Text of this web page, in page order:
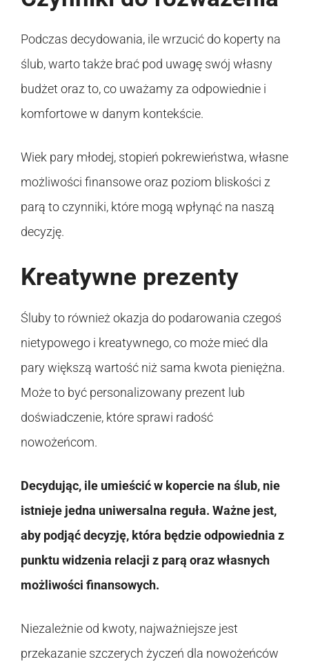
Podczas decydowania, ile wrzucić do koperty na
ślub, warto także brać pod uwagę swój własny
budżet oraz to, co uważamy za odpowiednie i
komfortowe w danym kontekście.
Wiek pary młodej, stopień pokrewieństwa, własne
możliwości finansowe oraz poziom bliskości z
parą to czynniki, które mogą wpłynąć na naszą
decyzję.
Kreatywne prezenty
Śluby to również okazja do podarowania czegoś
nietypowego i kreatywnego, co może mieć dla
pary większą wartość niż sama kwota pieniężna.
Może to być personalizowany prezent lub
doświadczenie, które sprawi radość
nowożeńcom.
Decydując, ile umieścić w kopercie na ślub, nie
istnieje jedna uniwersalna reguła. Ważne jest,
aby podjąć decyzję, która będzie odpowiednia z
punktu widzenia relacji z parą oraz własnych
możliwości finansowych.
Niezależnie od kwoty, najważniejsze jest
przekazanie szczerych życzeń dla nowożeńców